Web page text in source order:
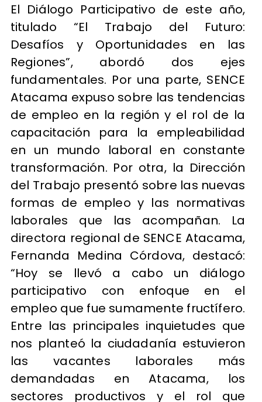
El Diálogo Participativo de este año,
titulado “El Trabajo del Futuro:
Desafíos y Oportunidades en las
Regiones”, abordó dos ejes
fundamentales. Por una parte, SENCE
Atacama expuso sobre las tendencias
de empleo en la región y el rol de la
capacitación para la empleabilidad
en un mundo laboral en constante
transformación. Por otra, la Dirección
del Trabajo presentó sobre las nuevas
formas de empleo y las normativas
laborales que las acompañan. La
directora regional de SENCE Atacama,
Fernanda Medina Córdova, destacó:
“Hoy se llevó a cabo un diálogo
participativo con enfoque en el
empleo que fue sumamente fructífero.
Entre las principales inquietudes que
nos planteó la ciudadanía estuvieron
las vacantes laborales más
demandadas en Atacama, los
sectores productivos y el rol que